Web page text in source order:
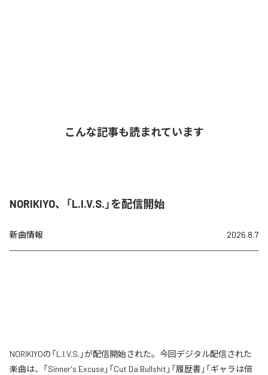
こんな記事も読まれています
NORIKIYO、「L.I.V.S.」を配信開始
新曲情報 2026.8.7
NORIKIYOの「L.I.V.S.」が配信開始された。今回デジタル配信された
楽曲は、「Sinner's Excuse」「Cut Da Bullshit」「履歴書」「ギャラは倍